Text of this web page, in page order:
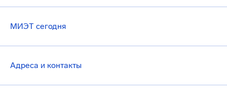
МИЭТ сегодня
Адреса и контакты